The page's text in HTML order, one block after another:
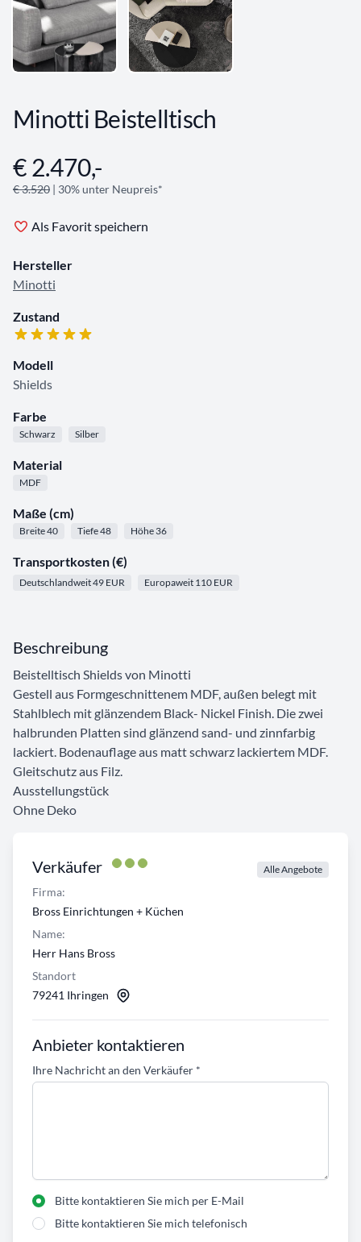
Minotti Beistelltisch
Angebotsinformationen
€ 2.470,-
€ 3.520 | 30% unter Neupreis*
Als Favorit speichern
Hersteller
Minotti
Zustand
Modell
Shields
Farbe
Schwarz Silber
Material
MDF
Maße (cm)
Breite 40 Tiefe 48 Höhe 36
Transportkosten (€)
Deutschlandweit 49 EUR Europaweit 110 EUR
Verkäufer Alle Angebote
Firma:
Bross Einrichtungen + Küchen
Name:
Herr Hans Bross
Standort
79241 Ihringen
Anbieter kontaktieren
Ihre Nachricht an den Verkäufer *
Bitte kontaktieren Sie mich per E-Mail
Bitte kontaktieren Sie mich telefonisch
Beschreibung
Beistelltisch Shields von Minotti
Gestell aus Formgeschnittenem MDF, außen belegt mit
Stahlblech mit glänzendem Black- Nickel Finish. Die zwei
halbrunden Platten sind glänzend sand- und zinnfarbig
lackiert. Bodenauflage aus matt schwarz lackiertem MDF.
Gleitschutz aus Filz.
Ausstellungstück
Ohne Deko